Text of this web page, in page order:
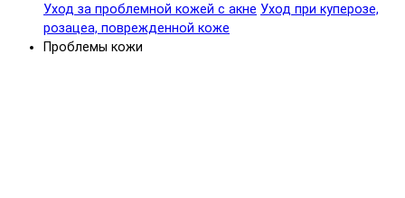
Уход за проблемной кожей с акне Уход при куперозе,
розацеа, поврежденной коже
Проблемы кожи